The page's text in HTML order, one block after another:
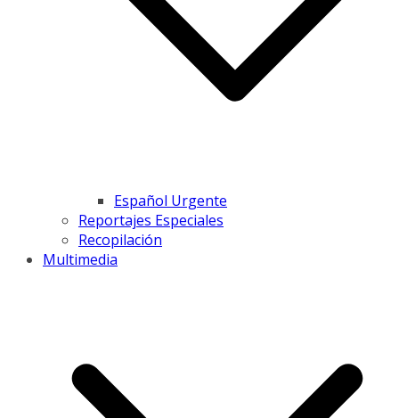
Español Urgente
Reportajes Especiales
Recopilación
Multimedia